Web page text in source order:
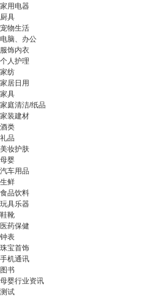
家用电器
厨具
宠物生活
电脑、办公
服饰内衣
个人护理
家纺
家居日用
家具
家庭清洁/纸品
家装建材
酒类
礼品
美妆护肤
母婴
汽车用品
生鲜
食品饮料
玩具乐器
鞋靴
医药保健
钟表
珠宝首饰
手机通讯
图书
母婴行业资讯
测试